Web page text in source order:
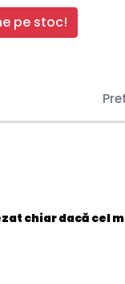
pe stoc!
chiar dacă cel